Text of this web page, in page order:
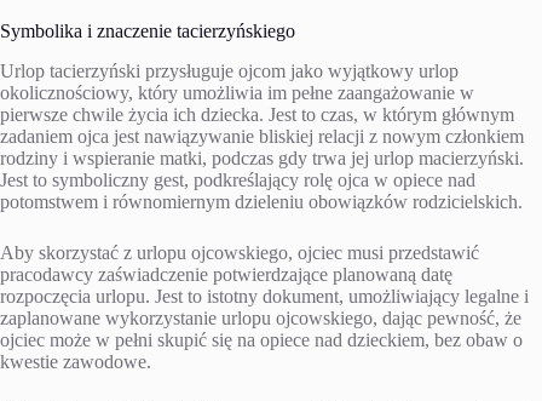
Symbolika i znaczenie tacierzyńskiego
Urlop tacierzyński przysługuje ojcom jako wyjątkowy urlop
okolicznościowy, który umożliwia im pełne zaangażowanie w
pierwsze chwile życia ich dziecka. Jest to czas, w którym głównym
zadaniem ojca jest nawiązywanie bliskiej relacji z nowym członkiem
rodziny i wspieranie matki, podczas gdy trwa jej urlop macierzyński.
Jest to symboliczny gest, podkreślający rolę ojca w opiece nad
potomstwem i równomiernym dzieleniu obowiązków rodzicielskich.
Aby skorzystać z urlopu ojcowskiego, ojciec musi przedstawić
pracodawcy zaświadczenie potwierdzające planowaną datę
rozpoczęcia urlopu. Jest to istotny dokument, umożliwiający legalne i
zaplanowane wykorzystanie urlopu ojcowskiego, dając pewność, że
ojciec może w pełni skupić się na opiece nad dzieckiem, bez obaw o
kwestie zawodowe.